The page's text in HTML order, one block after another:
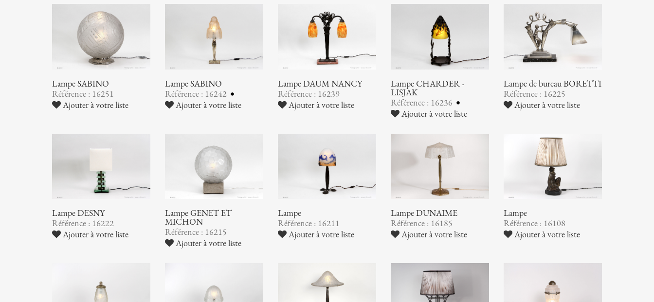
Lampe SABINO
Référence : 16251
Ajouter à votre liste
Lampe SABINO
Référence : 16242
Ajouter à votre liste
Lampe DAUM NANCY
Référence : 16239
Ajouter à votre liste
Lampe CHARDER -
LISJAK
Référence : 16236
Ajouter à votre liste
Lampe de bureau BORETTI
Référence : 16225
Ajouter à votre liste
Lampe DESNY
Référence : 16222
Ajouter à votre liste
Lampe GENET ET
MICHON
Référence : 16215
Ajouter à votre liste
Lampe
Référence : 16211
Ajouter à votre liste
Lampe DUNAIME
Référence : 16185
Ajouter à votre liste
Lampe
Référence : 16108
Ajouter à votre liste